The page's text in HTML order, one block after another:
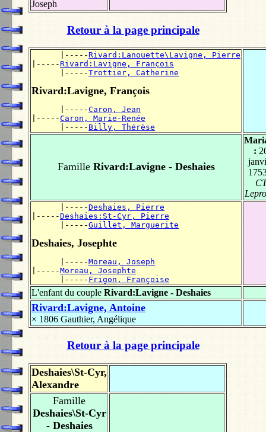
Joseph
Retour à la page principale
      |-----
Rivard:Lanouette\Lavigne, Pierre
|-----Rivard:Lavigne, François
      |-----
Trottier, Catherine
Rivard:Lavigne, François
      |-----
Caron, Jean
|-----Caron, Marie-Renée
      |-----
Billy, Thérèse
FamilleRivard:Lavigne - Deshaies
:
      |-----
Deshaies, Pierre
|-----Deshaies:St-Cyr, Pierre
      |-----
Guillet, Marguerite
Deshaies, Josephte
      |-----
Moreau, Joseph
|-----Moreau, Josephte
      |-----
Frigon, Françoise
L'enfant du couple Rivard:Lavigne - Deshaies
Rivard:Lavigne, Antoine
× 1806 Gauthier, Angélique
Retour à la page principale
Deshaies\St-Cyr,
Alexandre
Famille
Deshaies\St-Cyr
- Deshaies